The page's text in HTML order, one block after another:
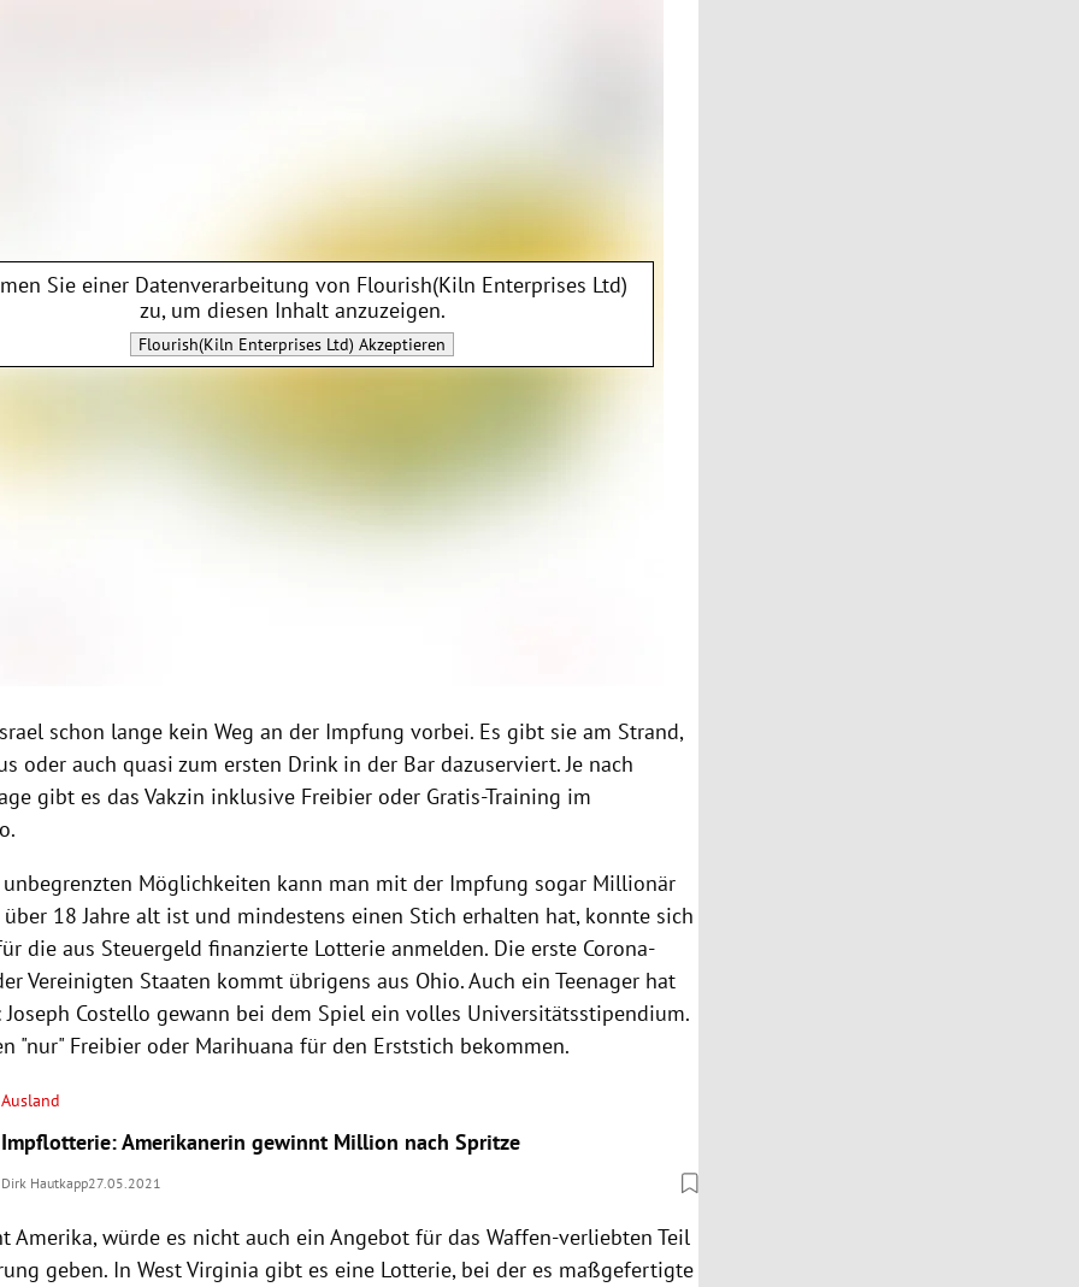
Sie einer Datenverarbeitung von Flourish(Kiln Enterprises Ltd)
zu, um diesen Inhalt anzuzeigen.
Flourish(Kiln Enterprises Ltd) Akzeptieren
schon lange kein Weg an der Impfung vorbei. Es gibt sie am Strand,
oder auch quasi zum ersten Drink in der Bar dazuserviert. Je nach
gibt es das Vakzin inklusive Freibier oder Gratis-Training im
Möglichkeiten kann man mit der Impfung sogar Millionär
über 18 Jahre alt ist und mindestens einen Stich erhalten hat, konnte sich
die aus Steuergeld finanzierte Lotterie anmelden. Die erste Corona-
Vereinigten Staaten kommt übrigens aus Ohio.Auch ein Teenager hat
Costello gewann bei dem Spiel ein volles Universitätsstipendium.
"nur" Freibier oder Marihuana für den Erststich bekommen.
Ausland
Impflotterie: Amerikanerin gewinnt Million nach Spritze
Dirk Hautkapp27.05.2021
Amerika, würde es nicht auch ein Angebot für das Waffen-verliebten Teil
geben. In West Virginia gibt es eine Lotterie, bei der es maßgefertigte